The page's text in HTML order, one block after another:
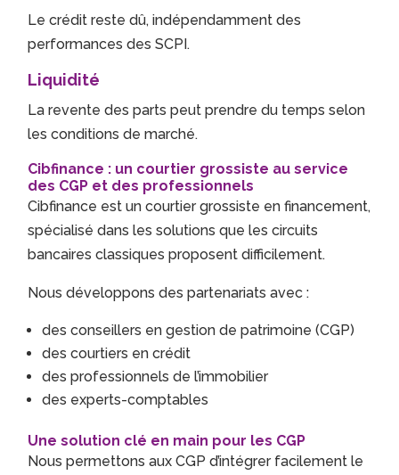
Le crédit reste dû, indépendamment des
performances des SCPI.
Liquidité
La revente des parts peut prendre du temps selon
les conditions de marché.
Cibfinance : un courtier grossiste au service
des CGP et des professionnels
Cibfinance est un courtier grossiste en financement,
spécialisé dans les solutions que les circuits
bancaires classiques proposent difficilement.
Nous développons des partenariats avec :
des conseillers en gestion de patrimoine (CGP)
des courtiers en crédit
des professionnels de l’immobilier
des experts-comptables
Une solution clé en main pour les CGP
Nous permettons aux CGP d’intégrer facilement le